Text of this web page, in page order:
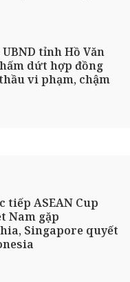
tỉnh Hồ Văn
dứt hợp đồng
vi phạm, chậm
tiếp ASEAN Cup
Nam gặp
Singapore quyết